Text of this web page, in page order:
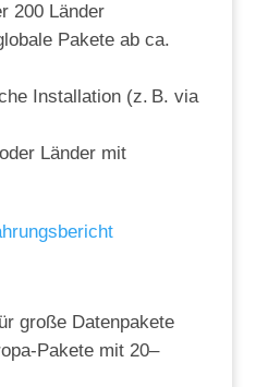
200 Länder
Pakete ab ca.
Installation (z. B. via
Länder mit
große Datenpakete
Pakete mit 20–